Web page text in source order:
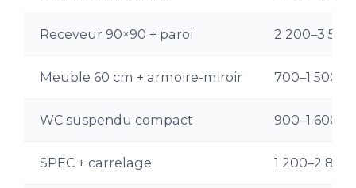
Receveur 90×90 + paroi 2 200–3
Meuble 60 cm + armoire-miroir 700–1 500 €
WC suspendu compact 900–1 600 €
SPEC + carrelage 1 200–2 800